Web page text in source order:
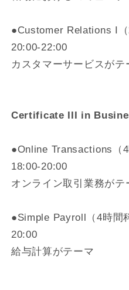
●Customer Relations I
20:00-22:00
カスタマーサービスがテ
Certificate III in
●Online Transactions（
18:00-20:00
オンライン取引業務がテ
●Simple Payroll（4時
20:00
給与計算がテーマ